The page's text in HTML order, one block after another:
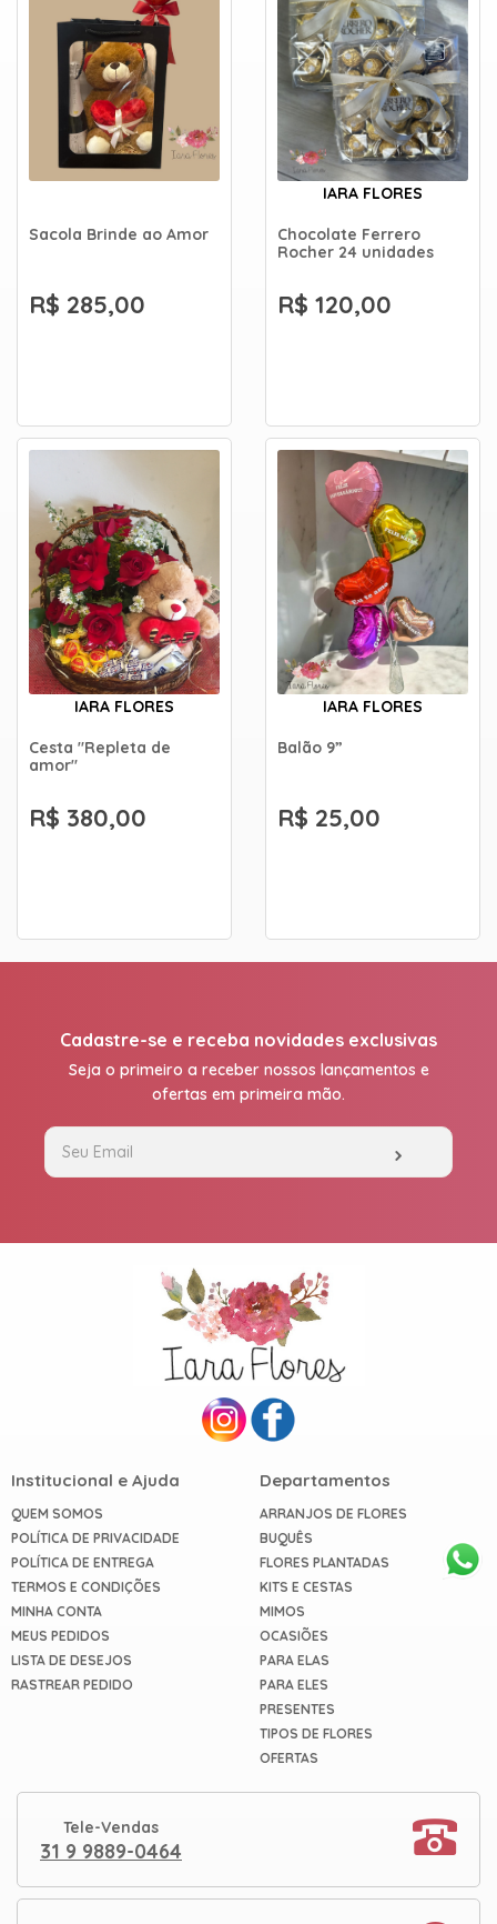
Sacola Brinde ao Amor
R$ 285,00
IARA FLORES
Chocolate Ferrero
Rocher 24 unidades
R$ 120,00
IARA FLORES
Cesta "Repleta de
amor"
R$ 380,00
IARA FLORES
Balão 9”
R$ 25,00
Cadastre-se e receba novidades exclusivas
Seja o primeiro a receber nossos lançamentos e
ofertas em primeira mão.
Institucional e Ajuda
QUEM SOMOS
POLÍTICA DE PRIVACIDADE
POLÍTICA DE ENTREGA
TERMOS E CONDIÇÕES
MINHA CONTA
MEUS PEDIDOS
LISTA DE DESEJOS
RASTREAR PEDIDO
Departamentos
ARRANJOS DE FLORES
BUQUÊS
FLORES PLANTADAS
KITS E CESTAS
MIMOS
OCASIÕES
PARA ELAS
PARA ELES
PRESENTES
TIPOS DE FLORES
OFERTAS
Tele-Vendas
31 9 9889-0464